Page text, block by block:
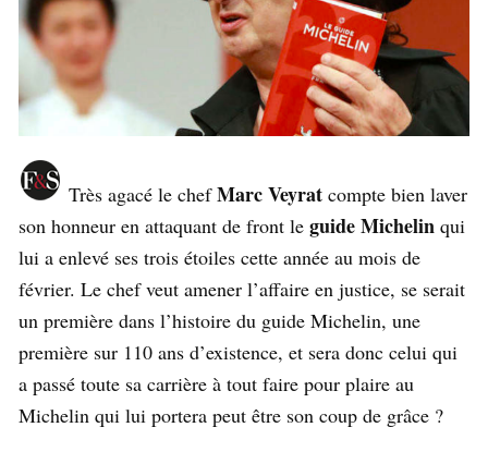
Très agacé le chefMarc Veyrat compte bien laver
son honneur en attaquant de front le guide Michelin qui
lui a enlevé ses trois étoiles cette année au mois de
février. Le chef veut amener l’affaire en justice, se serait
un première dans l’histoire du guide Michelin, une
première sur 110 ans d’existence, et sera donc celui qui
a passé toute sa carrière à tout faire pour plaire au
Michelin qui lui portera peut être son coup de grâce ?